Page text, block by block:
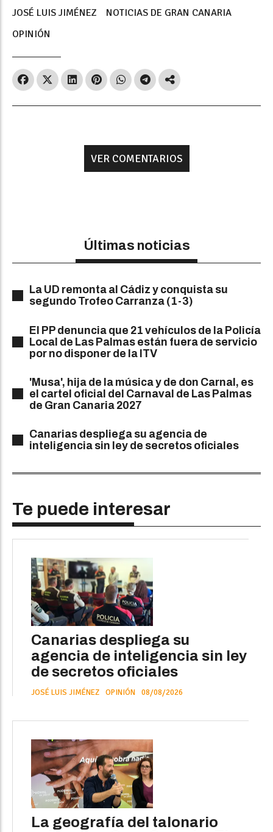
JOSÉ LUIS JIMÉNEZ
NOTICIAS DE GRAN CANARIA
OPINIÓN
VER COMENTARIOS
Últimas noticias
La UD remonta al Cádiz y conquista su
segundo Trofeo Carranza (1-3)
El PP denuncia que 21 vehículos de la Policía
Local de Las Palmas están fuera de servicio
por no disponer de la ITV
'Musa', hija de la música y de don Carnal, es
el cartel oficial del Carnaval de Las Palmas
de Gran Canaria 2027
Canarias despliega su agencia de
inteligencia sin ley de secretos oficiales
Te puede interesar
Canarias despliega su
agencia de inteligencia sin ley
de secretos oficiales
JOSÉ LUIS JIMÉNEZ OPINIÓN 08/08/2026
La geografía del talonario